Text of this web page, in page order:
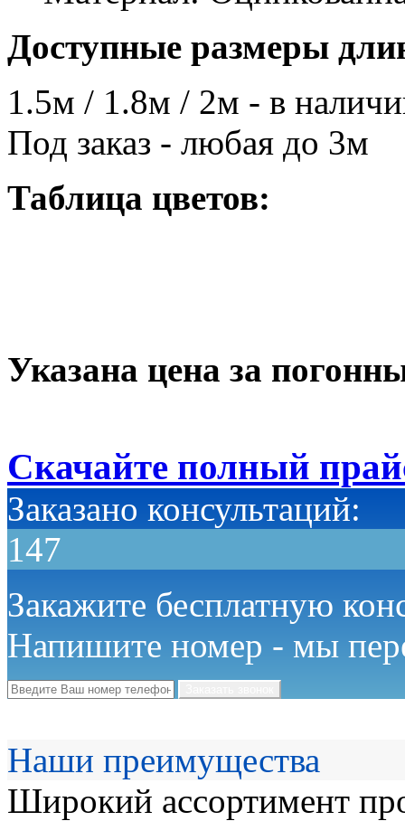
Доступные размеры
1.5м / 1.8м / 2м - в
Под заказ - любая до 3м
Таблица цветов:
Указана цена за
Скачайте полный
Заказано консультаций:
147
Закажите бесплатную
Напишите номер - мы
Наши преимущества
Широкий ассортимент